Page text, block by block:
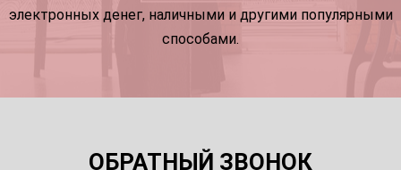
электронных денег, наличными и другими популярными
способами.
ОБРАТНЫЙ ЗВОНОК